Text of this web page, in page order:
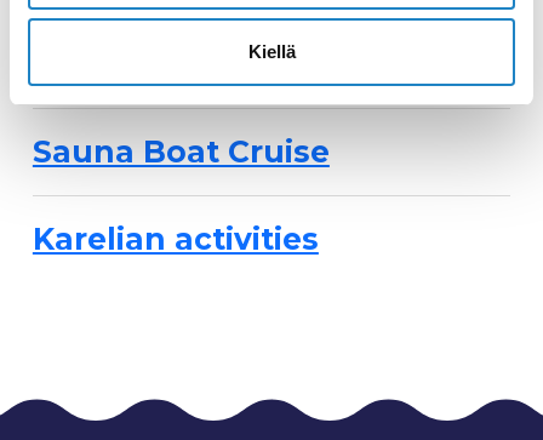
Kiellä
Holiday Club Saimaa
Sauna Boat Cruise
Karelian activities